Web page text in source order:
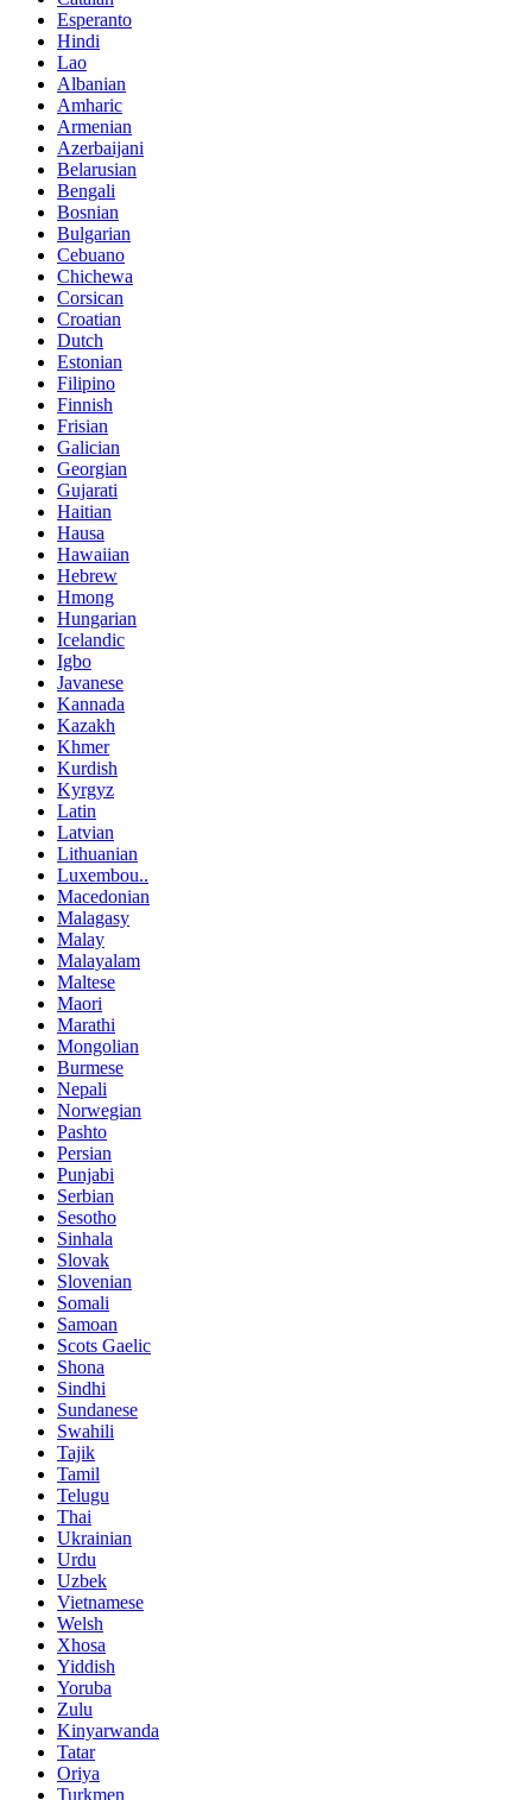
Esperanto
Hindi
Lao
Albanian
Amharic
Armenian
Azerbaijani
Belarusian
Bengali
Bosnian
Bulgarian
Cebuano
Chichewa
Corsican
Croatian
Dutch
Estonian
Filipino
Finnish
Frisian
Galician
Georgian
Gujarati
Haitian
Hausa
Hawaiian
Hebrew
Hmong
Hungarian
Icelandic
Igbo
Javanese
Kannada
Kazakh
Khmer
Kurdish
Kyrgyz
Latin
Latvian
Lithuanian
Luxembou..
Macedonian
Malagasy
Malay
Malayalam
Maltese
Maori
Marathi
Mongolian
Burmese
Nepali
Norwegian
Pashto
Persian
Punjabi
Serbian
Sesotho
Sinhala
Slovak
Slovenian
Somali
Samoan
Scots Gaelic
Shona
Sindhi
Sundanese
Swahili
Tajik
Tamil
Telugu
Thai
Ukrainian
Urdu
Uzbek
Vietnamese
Welsh
Xhosa
Yiddish
Yoruba
Zulu
Kinyarwanda
Tatar
Oriya
Turkmen